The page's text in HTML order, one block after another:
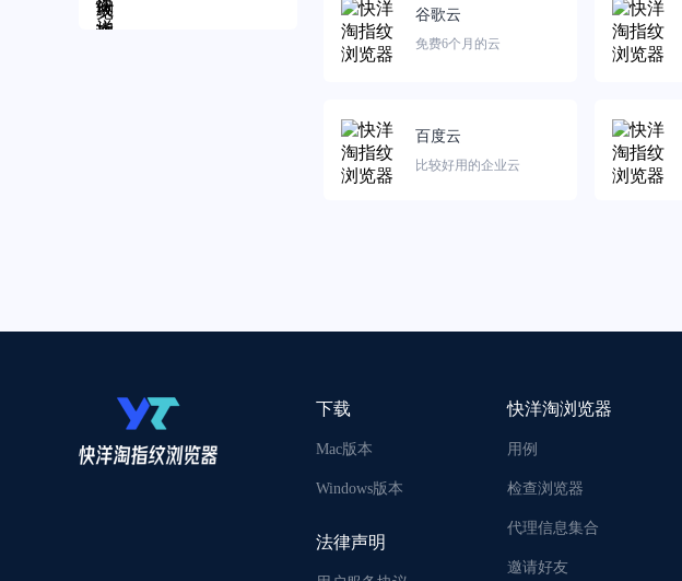
谷歌云
免费6个月的云
百度云
比较好用的企业云
下载
Mac版本
Windows版本
法律声明
快洋淘浏览器
用例
检查浏览器
代理信息集合
邀请好友